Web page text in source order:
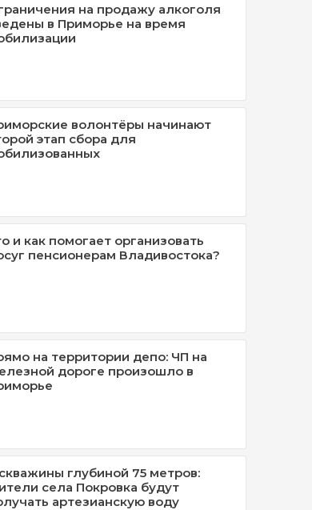
на продажу алкоголя
в Приморье на время
волонтёры начинают
этап сбора для
и как помогает организовать
пенсионерам Владивостока?
на территории депо: ЧП на
дороге произошло в
глубиной 75 метров:
села Покровка будут
артезианскую воду